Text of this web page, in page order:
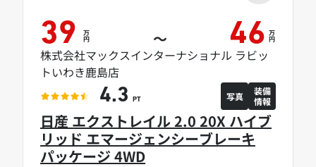
日産 エクストレイル 2.0 20X ハイブ
リッド エマージェンシーブレーキ
パッケージ 4WD
39 万
円 ～ 46 万
円
株式会社マックスインターナショナル ラビッ
トいわき鹿島店
4.3 PT 写真
装備
情報